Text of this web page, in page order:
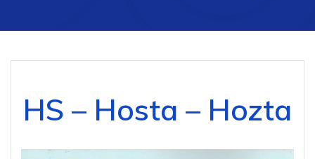
HS – Hosta – Hozta